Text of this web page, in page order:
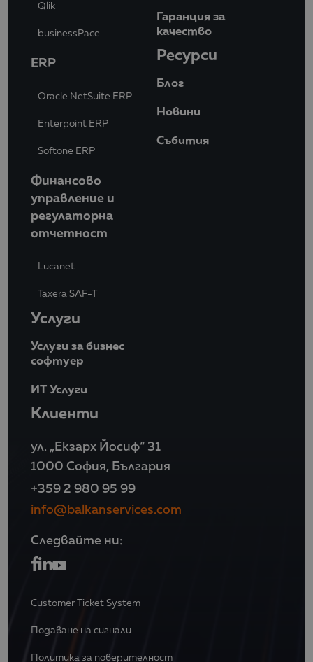
Qlik
businessPace
ERP
Oracle NetSuite ERP
Enterpoint ERP
Softone ERP
Финансово
управление и
регулаторна
отчетност
Lucanet
Taxera SAF-T
Услуги
Услуги за бизнес
софтуер
ИТ Услуги
Клиенти
Гаранция за
качество
Ресурси
Блог
Новини
Събития
ул. „Екзарх Йосиф“ 31
1000 София, България
+359 2 980 95 99
info@balkanservices.com
Следвайте ни:
Customer Ticket System
Подаване на сигнали
Политика за поверителност